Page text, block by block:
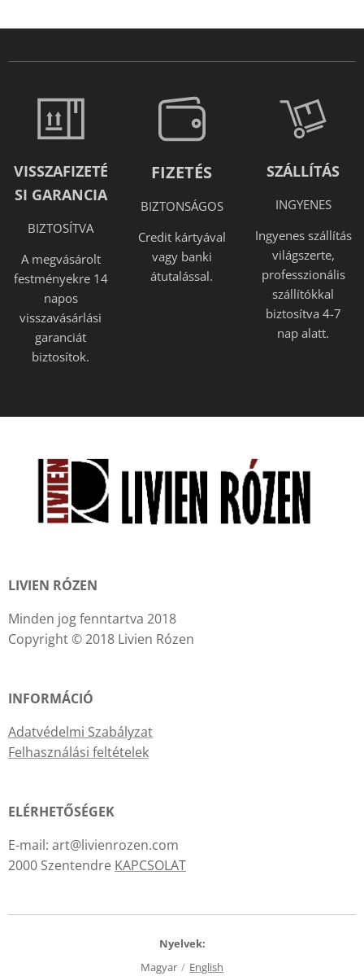
VISSZAFIZETÉ
SI GARANCIA
BIZTOSÍTVA
A megvásárolt
festményekre 14
napos
visszavásárlási
garanciát
biztosítok.
FIZETÉS
BIZTONSÁGOS
Credit kártyával
vagy banki
átutalással.
SZÁLLÍTÁS
INGYENES
Ingyenes szállítás
világszerte,
professzionális
szállítókkal
biztosítva 4-7
nap alatt.
LIVIEN RÓZEN
Minden jog fenntartva 2018
Copyright © 2018 Livien Rózen
INFORMÁCIÓ
Adatvédelmi Szabályzat
Felhasználási feltételek
ELÉRHETŐSÉGEK
E-mail: art@livienrozen.com
2000 Szentendre KAPCSOLAT
Nyelvek
Magyar
English